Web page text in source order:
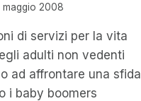
maggio 2008
di servizi per la vita
adulti non vedenti
ad affrontare una sfida
i baby boomers